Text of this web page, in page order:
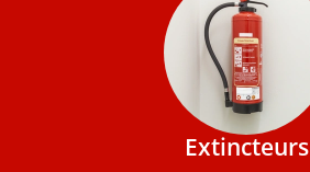
Extincteurs